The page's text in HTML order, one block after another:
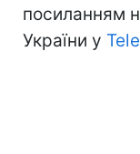
посиланням
України у